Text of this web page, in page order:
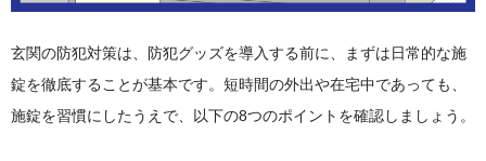
玄関の防犯対策は、防犯グッズを導入する前に、まずは日常的な施
錠を徹底することが基本です。短時間の外出や在宅中であっても、
施錠を習慣にしたうえで、以下の8つのポイントを確認しましょう。